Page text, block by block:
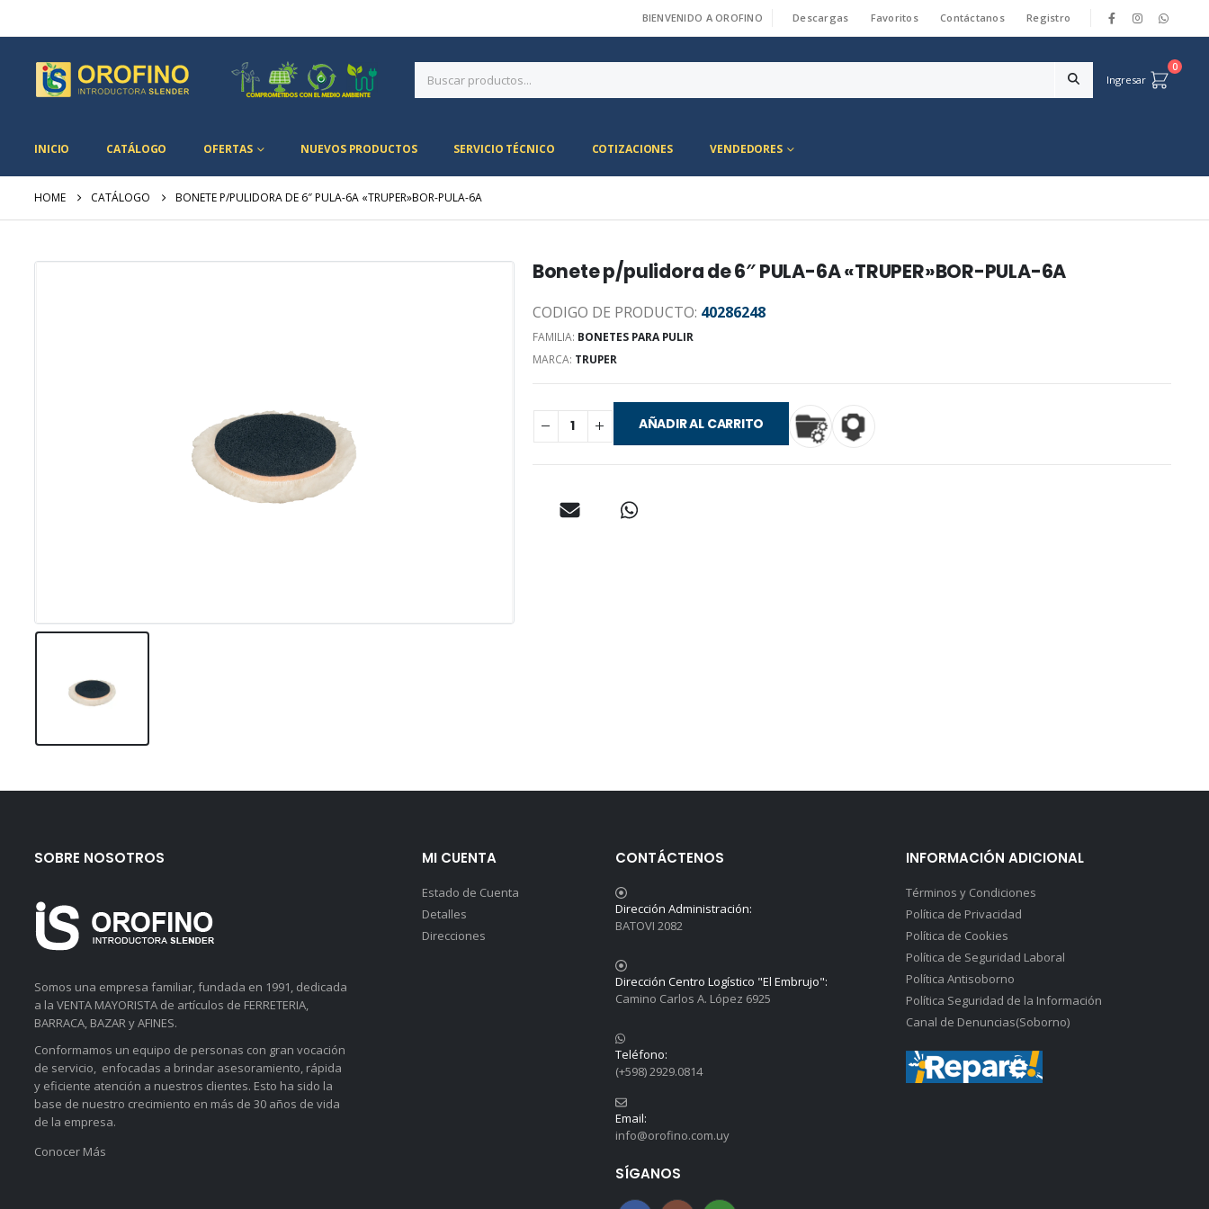
BIENVENIDO A OROFINO Descargas Favoritos Contáctanos Registro
Ingresar
0
INICIO CATÁLOGO OFERTAS NUEVOS PRODUCTOS SERVICIO TÉCNICO COTIZACIONES VENDEDORES
HOME CATÁLOGO BONETE P/PULIDORA DE 6″ PULA-6A «TRUPER»BOR-PULA-6A
Bonete p/pulidora de 6″ PULA-6A «TRUPER»BOR-PULA-6A
CODIGO DE PRODUCTO: 40286248
FAMILIA: BONETES PARA PULIR
MARCA: TRUPER
AÑADIR AL CARRITO
SOBRE NOSOTROS
Somos una empresa familiar, fundada en 1991, dedicada
a la VENTA MAYORISTA de artículos de FERRETERIA,
BARRACA, BAZAR y AFINES.
Conformamos un equipo de personas con gran vocación
de servicio, enfocadas a brindar asesoramiento, rápida
y eficiente atención a nuestros clientes. Esto ha sido la
base de nuestro crecimiento en más de 30 años de vida
de la empresa.
Conocer Más
MI CUENTA
Estado de Cuenta
Detalles
Direcciones
CONTÁCTENOS
Dirección Administración:
BATOVI 2082
Dirección Centro Logístico "El Embrujo":
Camino Carlos A. López 6925
Teléfono:
(+598) 2929.0814
Email:
info@orofino.com.uy
SÍGANOS
INFORMACIÓN ADICIONAL
Términos y Condiciones
Política de Privacidad
Política de Cookies
Política de Seguridad Laboral
Política Antisoborno
Política Seguridad de la Información
Canal de Denuncias(Soborno)